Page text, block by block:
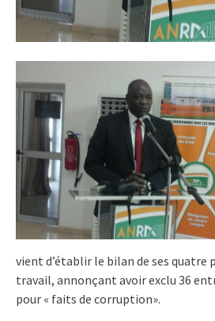
vient d’établir le bilan de ses quatre
travail, annonçant avoir exclu 36
pour « faits de corruption».